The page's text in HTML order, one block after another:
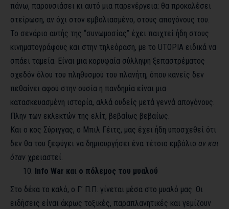
πάνω, παρουσιάσει κι αυτό μια παρενέργεια: θα προκαλέσει
στείρωση, αν όχι στον εμβολιασμένο, στους απογόνους του.
Το σενάριο αυτής της “συνωμοσίας” έχει παιχτεί ήδη στους
κινηματογράφους και στην τηλεόραση, με το UTOPIA ειδικά να
σπάει ταμεία. Είναι μια κορυφαία σύλληψη ξεπαστρέματος
σχεδόν όλου του πληθυσμού του πλανήτη, όπου κανείς δεν
πεθαίνει αφού στην ουσία η πανδημία είναι μια
κατασκευασμένη ιστορία, αλλά ουδείς μετά γεννά απογόνους.
Πλην των εκλεκτών της ελίτ, βεβαίως βεβαίως.
Και ο κος Σύριγγας, ο Μπιλ Γέιτς, μας έχει ήδη υποσχεθεί ότι
δεν θα του ξεφύγει να δημιουργήσει ένα τέτοιο εμβόλιο αν και
όταν χρειαστεί.
Info War και ο πόλεμος του μυαλού
Στο δέκα το καλό, ο Γ’ Π.Π. γίνεται μέσα στο μυαλό μας. Οι
ειδήσεις είναι άκρως τοξικές, παραπλανητικές και γεμίζουν